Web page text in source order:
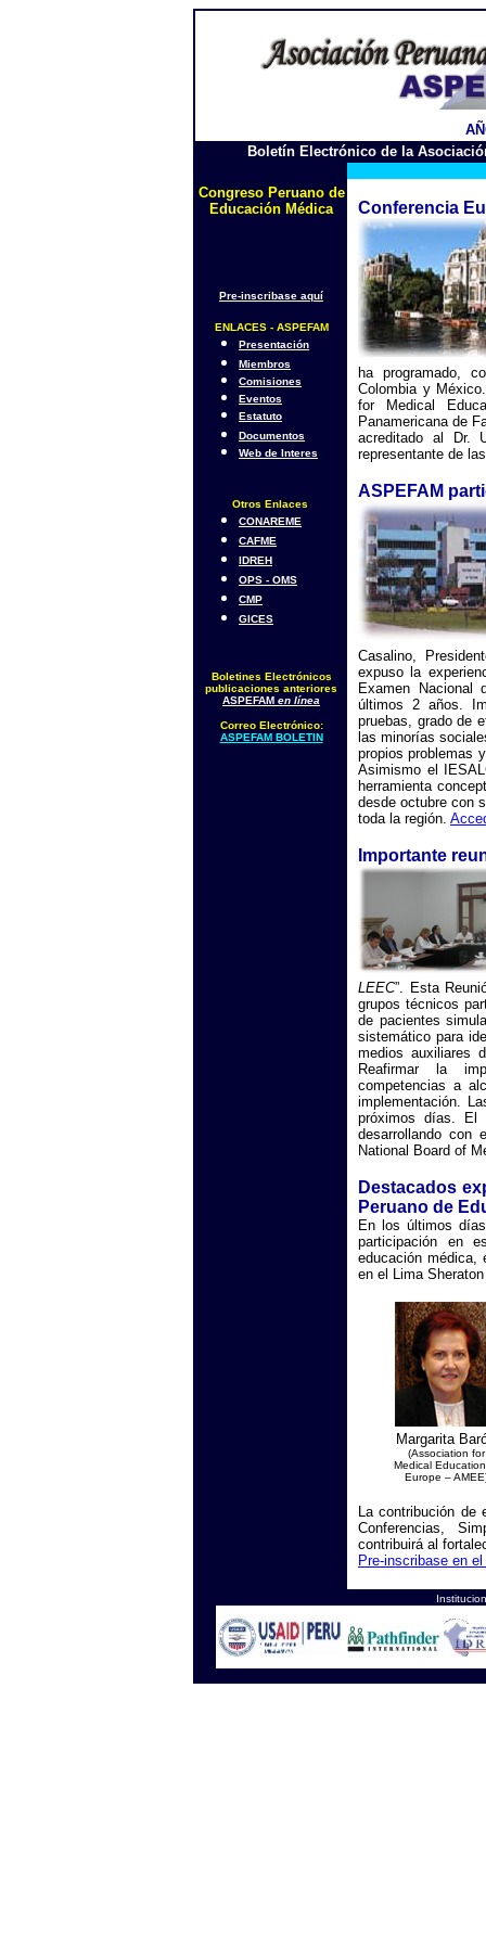
Boletín Electrónico de la
Congreso Peruano de
Educación Médica
Pre-inscribase aquí
ENLACES - ASPEFAM
Presentación
Miembros
Comisiones
Eventos
Estatuto
Documentos
Web de Interes
Otros Enlaces
CONAREME
CAFME
IDREH
OPS - OMS
CMP
GICES
Boletines Electrónicos
publicaciones anteriores
ASPEFAM en línea
Correo Electrónico:
ASPEFAM BOLETIN
Conferencia
ha programado,
Colombia y
for Medical
Panamericana de
acreditado al Dr.
representante de
ASPEFAM
Casalino,
expuso la
Examen Nacional
últimos 2 años.
pruebas, grado de
las minorías
propios problemas
Asimismo el
herramienta
desde octubre con
toda la región.
Importante
LEEC”. Esta
grupos técnicos
de pacientes
sistemático para
medios auxiliares
Reafirmar la
competencias a
implementación.
próximos días. El
desarrollando con
National Board of
Destacados
Peruano de
En los últimos
participación en
educación médica,
en el Lima
Margarita
(Association for
Medical
Europe –
La contribución
Conferencias,
contribuirá al
Pre-inscribase en